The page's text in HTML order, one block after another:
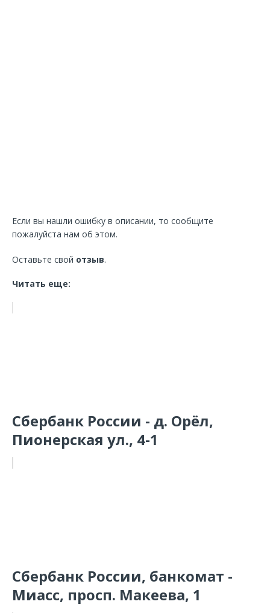
Если вы нашли ошибку в описании, то сообщите
пожалуйста нам об этом.
Оставьте свой отзыв.
Читать еще:
Сбербанк России - д. Орёл,
Пионерская ул., 4-1
Сбербанк России, банкомат -
Миасс, просп. Макеева, 1